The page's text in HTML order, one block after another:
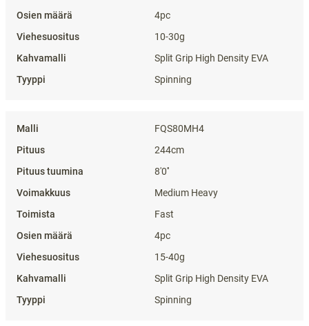
4pc
10-30g
Split Grip High Density EVA
Spinning
FQS80MH4
244cm
8'0''
Medium Heavy
Fast
4pc
15-40g
Split Grip High Density EVA
Spinning